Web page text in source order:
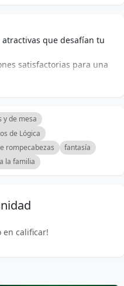
que desafían tu
satisfactorias para una
variedad y
y soltar adecuados para
mejorar tus estrategias de
para mantener a los
perfecta para sesiones
y de mesa
de Lógica
rompecabezas
fantasía
la familia
en calificar!